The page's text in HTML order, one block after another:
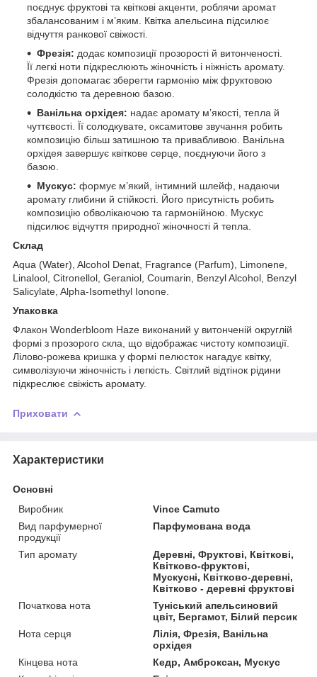
поєднує фруктові та квіткові акценти, роблячи аромат
збалансованим і м’яким. Квітка апельсина підсилює
відчуття ранкової свіжості.
Фрезія: додає композиції прозорості й витонченості.
Її легкі ноти підкреслюють жіночність і ніжність аромату.
Фрезія допомагає зберегти гармонію між фруктовою
солодкістю та деревною базою.
Ванільна орхідея: надає аромату м’якості, тепла й
чуттєвості. Її солодкувате, оксамитове звучання робить
композицію більш затишною та привабливою. Ванільна
орхідея завершує квіткове серце, поєднуючи його з
базою.
Мускус: формує м’який, інтимний шлейф, надаючи
аромату глибини й стійкості. Його присутність робить
композицію обволікаючою та гармонійною. Мускус
підсилює відчуття природної жіночності й тепла.
Cклад
Aqua (Water), Alcohol Denat, Fragrance (Parfum), Limonene,
Linalool, Citronellol, Geraniol, Coumarin, Benzyl Alcohol, Benzyl
Salicylate, Alpha-Isomethyl Ionone.
Упаковка
Флакон Wonderbloom Haze виконаний у витонченій округлій
формі з прозорого скла, що відображає чистоту композиції.
Лілово-рожева кришка у формі пелюсток нагадує квітку,
символізуючи жіночність і легкість. Світлий відтінок рідини
підкреслює свіжість аромату.
Приховати
Характеристики
Основні
Виробник
Vince Camuto
Вид парфумерної
продукції
Парфумована вода
Тип аромату
Деревні, Фруктові, Квіткові,
Квітково-фруктові,
Мускусні, Квітково-деревні,
Квітково - деревні фруктові
Початкова нота
Туніський апельсиновий
цвіт, Бергамот, Білий персик
Нота серця
Лілія, Фрезія, Ванільна
орхідея
Кінцева нота
Кедр, Амброксан, Мускус